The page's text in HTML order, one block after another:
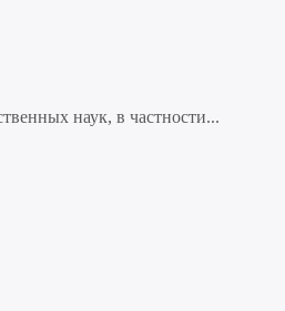
наук, в частности...